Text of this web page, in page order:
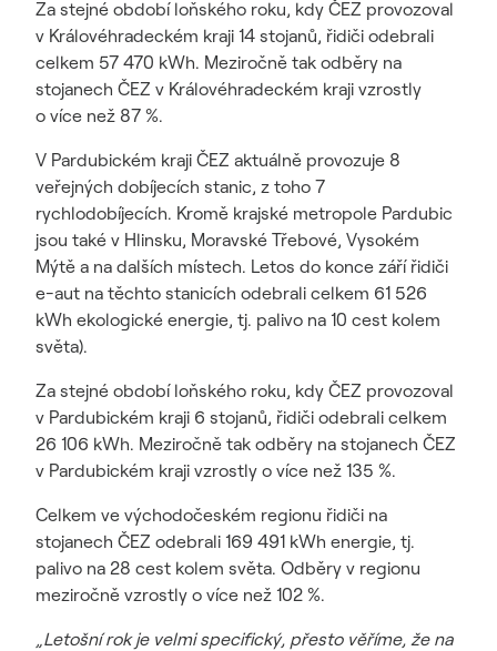
Za stejné období loňského roku, kdy ČEZ provozoval
v Královéhradeckém kraji 14 stojanů, řidiči odebrali
celkem 57 470 kWh. Meziročně tak odběry na
stojanech ČEZ v Královéhradeckém kraji vzrostly
o více než 87 %.
V Pardubickém kraji ČEZ aktuálně provozuje 8
veřejných dobíjecích stanic, z toho 7
rychlodobíjecích. Kromě krajské metropole Pardubic
jsou také v Hlinsku, Moravské Třebové, Vysokém
Mýtě a na dalších místech. Letos do konce září řidiči
e-aut na těchto stanicích odebrali celkem 61 526
kWh ekologické energie, tj. palivo na 10 cest kolem
světa).
Za stejné období loňského roku, kdy ČEZ provozoval
v Pardubickém kraji 6 stojanů, řidiči odebrali celkem
26 106 kWh. Meziročně tak odběry na stojanech ČEZ
v Pardubickém kraji vzrostly o více než 135 %.
Celkem ve východočeském regionu řidiči na
stojanech ČEZ odebrali 169 491 kWh energie, tj.
palivo na 28 cest kolem světa. Odběry v regionu
meziročně vzrostly o více než 102 %.
„Letošní rok je velmi specifický, přesto věříme, že na